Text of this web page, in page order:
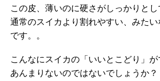
この皮、薄いのに硬さがしっかりとし
通常のスイカより割れやすい、みた
です。。
こんなにスイカの「いいとこどり」が
あんまりないのではないでしょうか